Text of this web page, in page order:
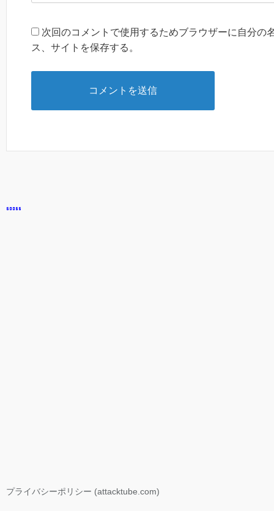
次回のコメントで使用するためブラウザーに自分の
ス、サイトを保存する。
プライバシーポリシー (attacktube.com)